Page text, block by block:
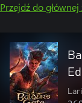
Przejdź do